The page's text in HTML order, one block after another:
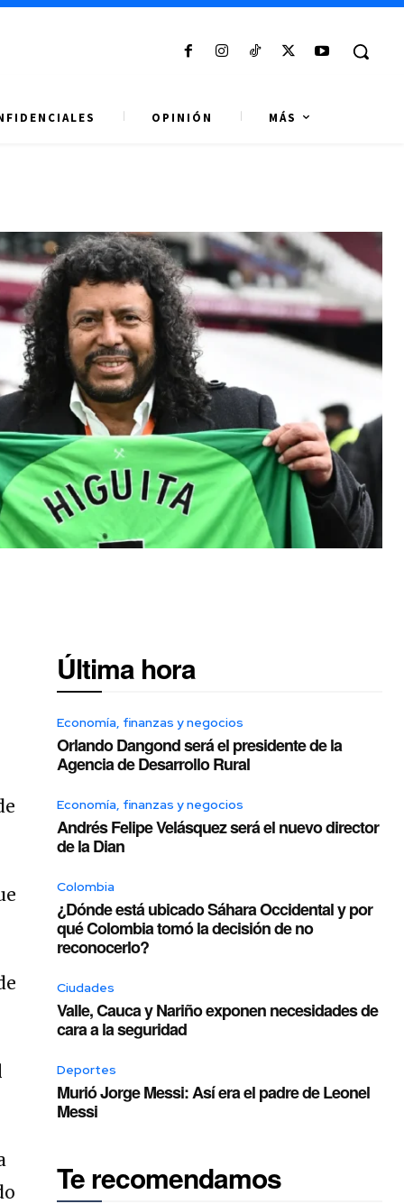
OPINIÓN MÁS
Última hora
Economía, finanzas y negocios
Orlando Dangond será el presidente de la
Agencia de Desarrollo Rural
Economía, finanzas y negocios
Andrés Felipe Velásquez será el nuevo director
de la Dian
Colombia
¿Dónde está ubicado Sáhara Occidental y por
qué Colombia tomó la decisión de no
reconocerlo?
Ciudades
Valle, Cauca y Nariño exponen necesidades de
cara a la seguridad
Deportes
Murió Jorge Messi: Así era el padre de Leonel
Messi
Te recomendamos